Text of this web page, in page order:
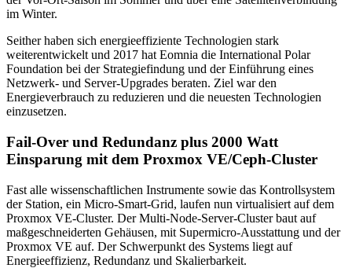
im Winter.
Seither haben sich energieeffiziente Technologien stark
weiterentwickelt und 2017 hat Eomnia die International Polar
Foundation bei der Strategiefindung und der Einführung eines
Netzwerk- und Server-Upgrades beraten. Ziel war den
Energieverbrauch zu reduzieren und die neuesten Technologien
einzusetzen.
Fail-Over und Redundanz plus 2000 Watt
Einsparung mit dem Proxmox VE/Ceph-Cluster
Fast alle wissenschaftlichen Instrumente sowie das Kontrollsystem
der Station, ein Micro-Smart-Grid, laufen nun virtualisiert auf dem
Proxmox VE-Cluster. Der Multi-Node-Server-Cluster baut auf
maßgeschneiderten Gehäusen, mit Supermicro-Ausstattung und der
Proxmox VE auf. Der Schwerpunkt des Systems liegt auf
Energieeffizienz, Redundanz und Skalierbarkeit.